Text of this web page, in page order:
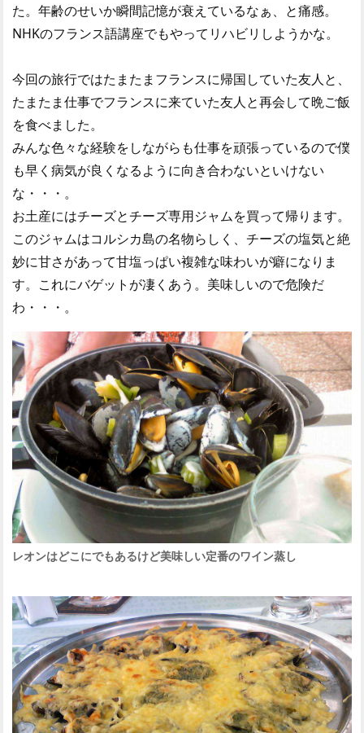
た。年齢のせいか瞬間記憶が衰えているなぁ、と痛感。
NHKのフランス語講座でもやってリハビリしようかな。
今回の旅行ではたまたまフランスに帰国していた友人と、
たまたま仕事でフランスに来ていた友人と再会して晩ご飯
を食べました。
みんな色々な経験をしながらも仕事を頑張っているので僕
も早く病気が良くなるように向き合わないといけない
な・・・。
お土産にはチーズとチーズ専用ジャムを買って帰ります。
このジャムはコルシカ島の名物らしく、チーズの塩気と絶
妙に甘さがあって甘塩っぱい複雑な味わいが癖になりま
す。これにバゲットが凄くあう。美味しいので危険だ
わ・・・。
レオンはどこにでもあるけど美味しい定番のワイン蒸し